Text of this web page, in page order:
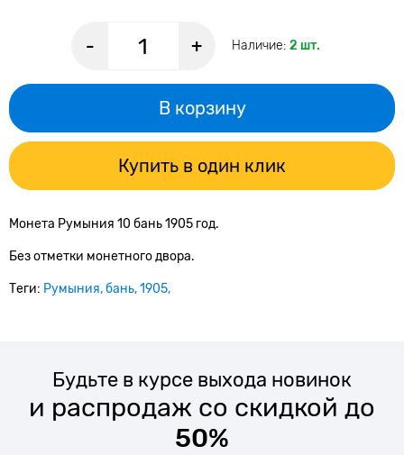
- + Наличие: 2 шт.
В корзину
Купить в один клик
Монета Румыния 10 бань 1905 год.
Без отметки монетного двора.
Теги: Румыния бань 1905
Будьте в курсе выхода новинок
и распродаж со скидкой до
50%